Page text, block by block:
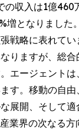
の収入は1億460
増となりました
戦略に表れて
りますが、総
エージェント
す。移動の自
展開、そして
業界の次なる方